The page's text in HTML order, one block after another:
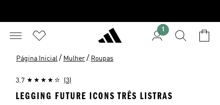
1
Página Inicial / Mulher / Roupas
3.7 (3)
LEGGING FUTURE ICONS TRÊS LISTRAS